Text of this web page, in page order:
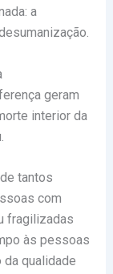
a
geram
interior da
tantos
com
fragilizadas
às pessoas
qualidade